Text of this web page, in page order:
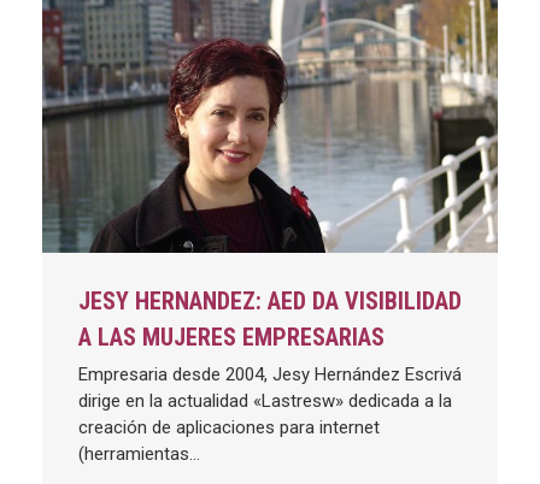
JESY HERNANDEZ: AED DA VISIBILIDAD
A LAS MUJERES EMPRESARIAS
Empresaria desde 2004, Jesy Hernández Escrivá
dirige en la actualidad «Lastresw» dedicada a la
creación de aplicaciones para internet
(herramientas…